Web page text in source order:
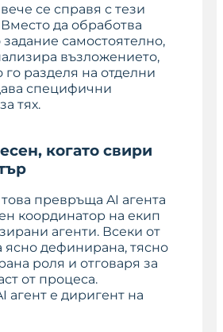
се справя с тези
да обработва
самостоятелно,
възложението,
го разделя на отделни
специфични
тях.
когато свири
превръща AI агента
координатор на екип
агенти. Всеки от
ясно дефинирана, тясно
роля и отговаря за
от процеса.
агент е диригент на